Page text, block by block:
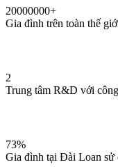
20000000+
Gia đình trên toàn thế
2
Trung tâm R&D với
73%
Gia đình tại Đài Loan